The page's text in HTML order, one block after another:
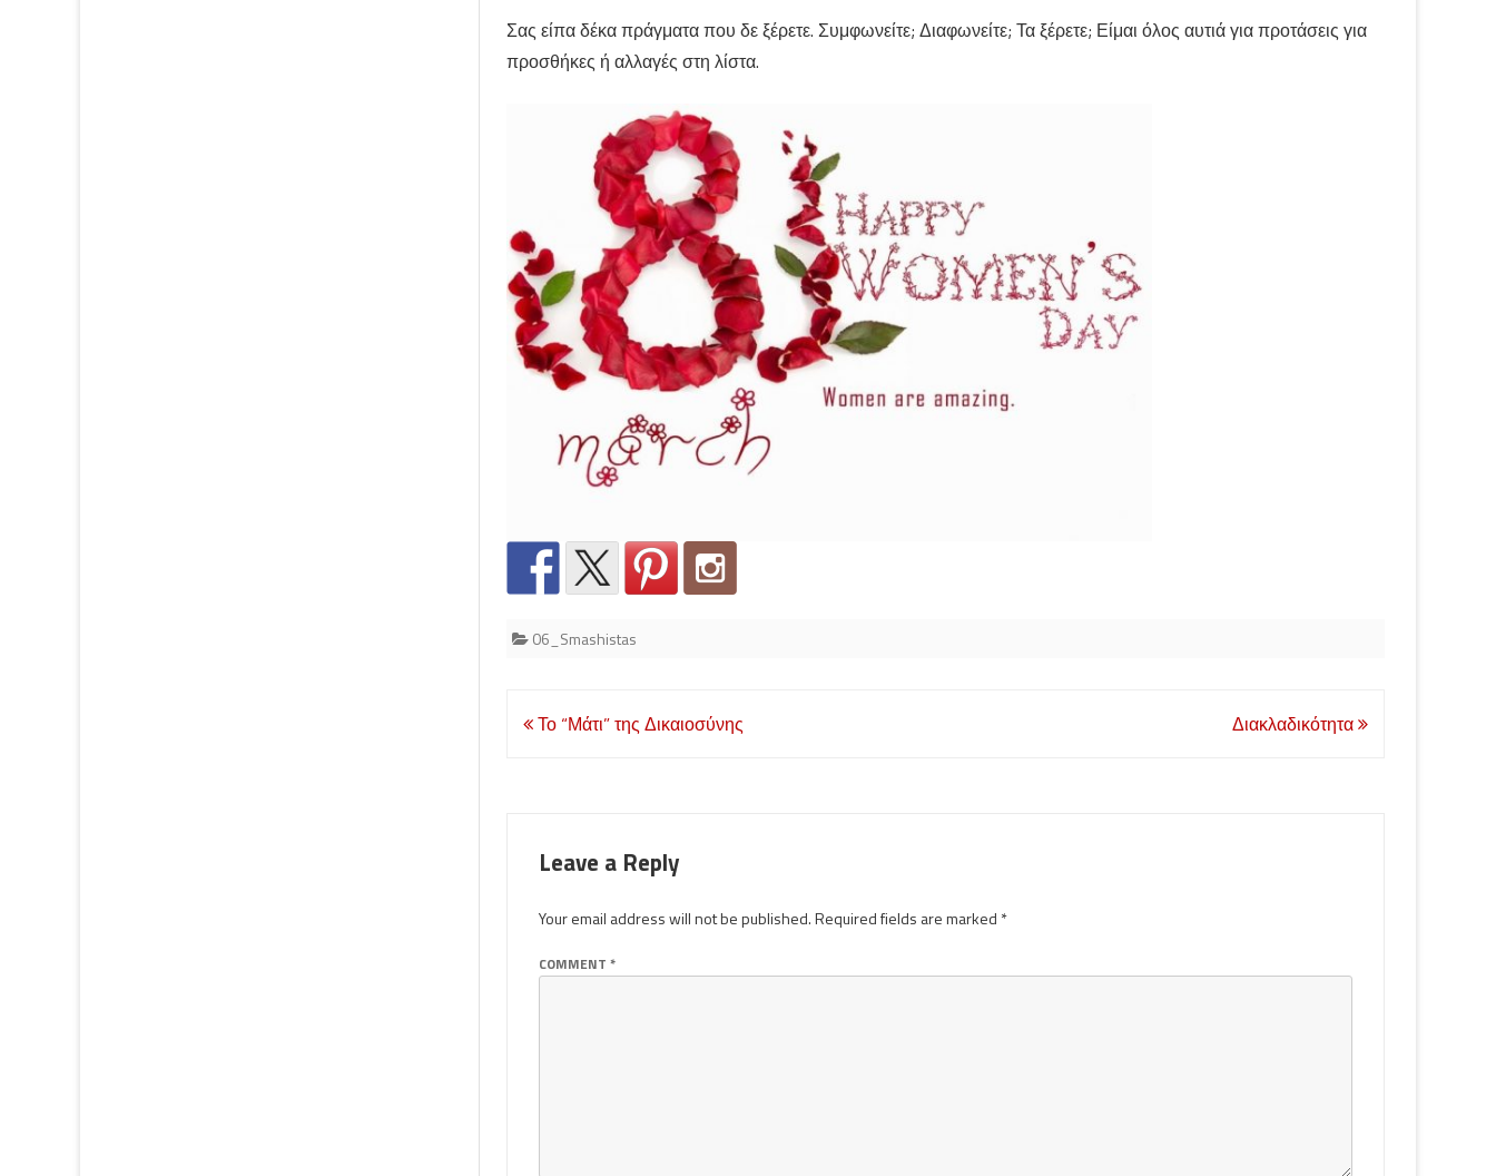
Σας είπα δέκα πράγματα που δε ξέρετε. Συμφωνείτε; Διαφωνείτε; Τα ξέρετε; Είμαι όλος αυτιά για προτάσεις για
προσθήκες ή αλλαγές στη λίστα.
06_Smashistas
Post
Το “Μάτι” της Δικαιοσύνης Διακλαδικότητα
Leave a Reply
Your email address will not be published.Required fields are marked *
COMMENT *